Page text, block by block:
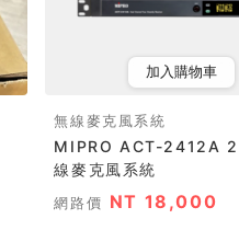
加入購物車
無線麥克風系統
MIPRO ACT-2412A
線麥克風系統
網路價 NT 18,000